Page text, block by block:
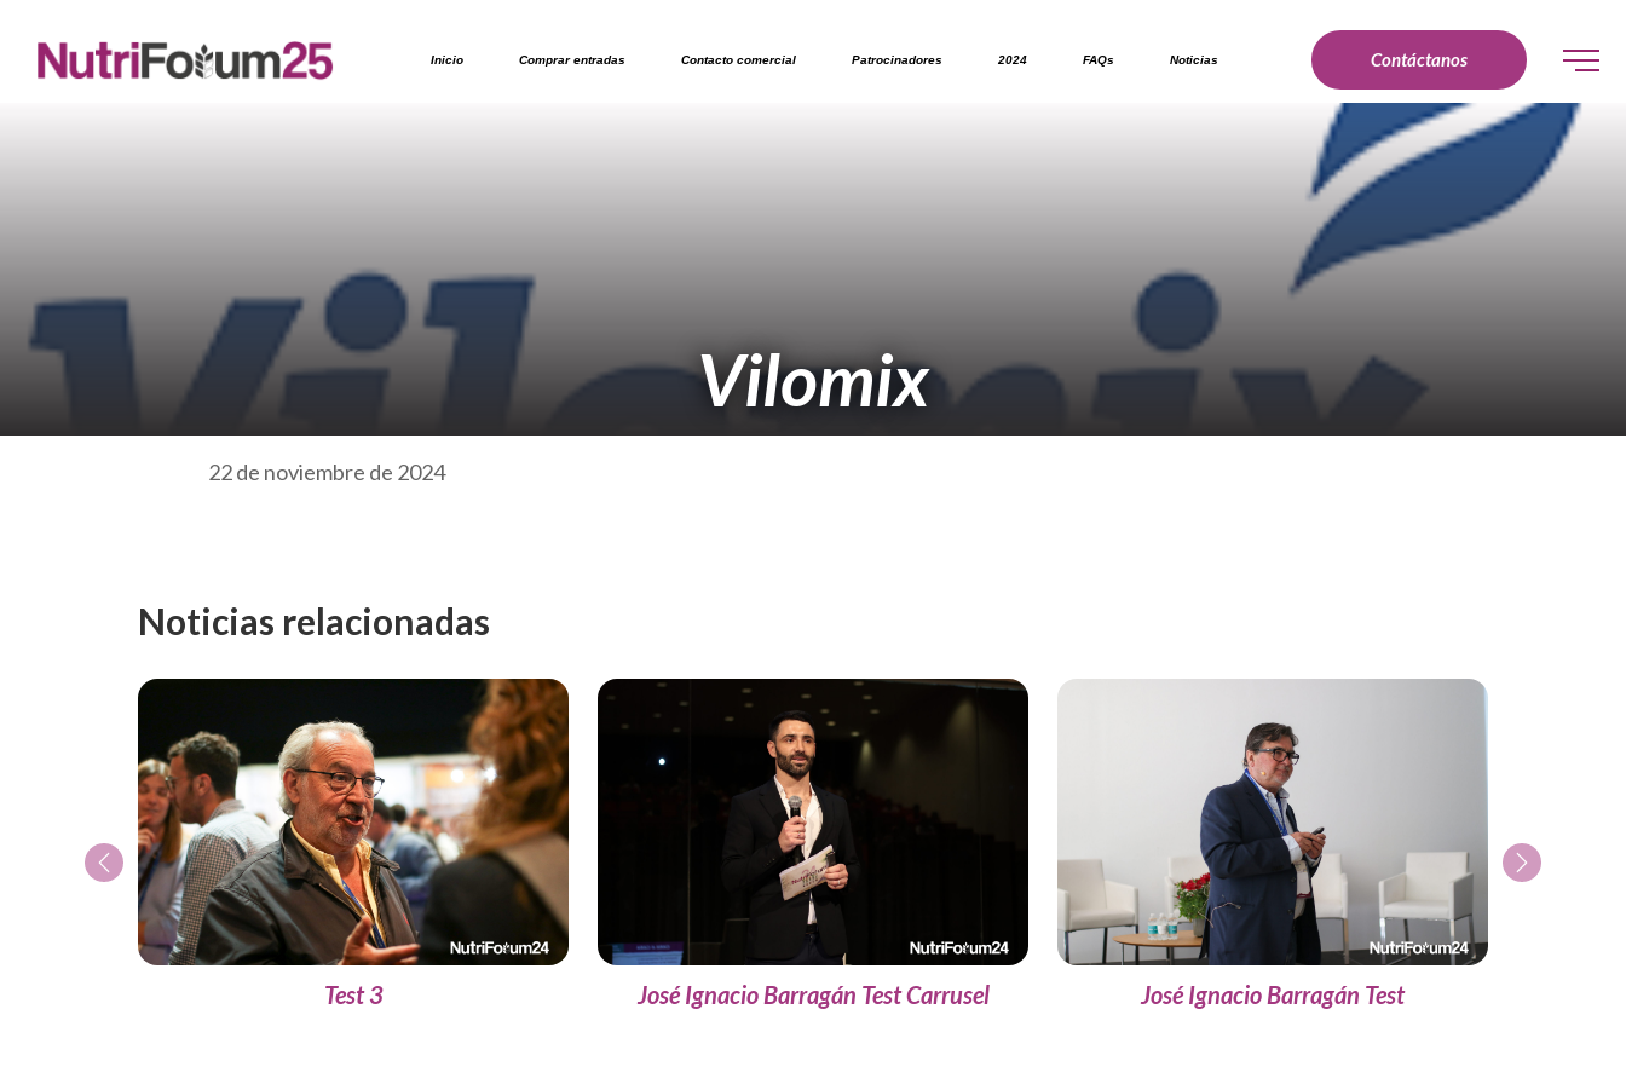
Inicio Comprar entradas Contacto comercial Patrocinadores 2024 FAQs Noticias Contáctanos
Vilomix
22 de noviembre de 2024
Noticias relacionadas
Test 3 José Ignacio Barragán Test Carrusel José Ignacio Barragán Test
Previous Next